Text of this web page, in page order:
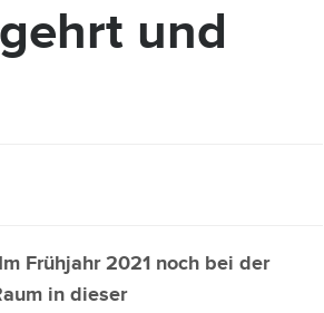
und
Frühjahr 2021 noch bei der
in dieser